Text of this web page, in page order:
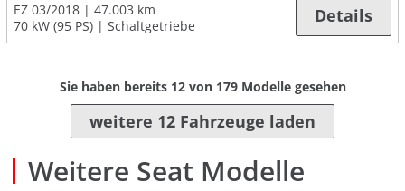
EZ 03/2018
47.003 km
70 kW (95 PS)
Schaltgetriebe Details
Sie haben bereits 12von 179Modelle gesehen
weitere 12 Fahrzeuge laden
Weitere Seat Modelle